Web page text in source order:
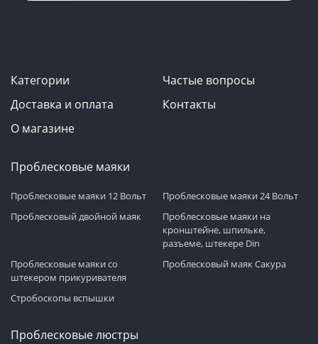
Категории
Частые вопросы
Доставка и оплата
Контакты
О магазине
Проблесковые маяки
Проблесковые маяки 12 Вольт
Проблесковые маяки 24 Вольт
Проблесковый двойной маяк
Проблесковые маяки на
кронштейне, шпильке,
разъеме, штекере Din
Проблесковые маяки со
штекером прикуривателя
Проблесковый маяк Сакура
Стробоскопы вспышки
Проблесковые люстры